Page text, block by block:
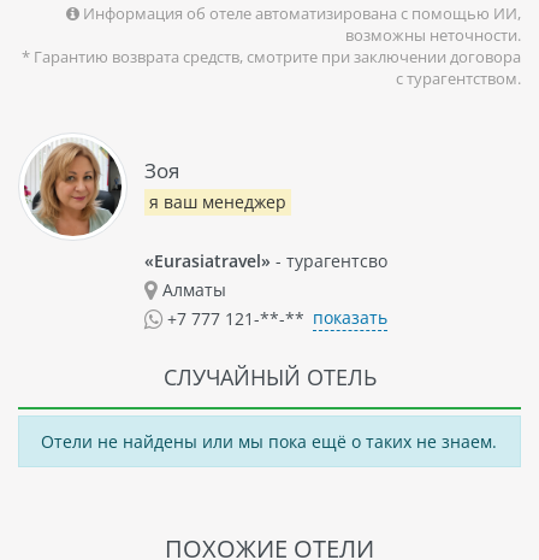
Санторини. Он известен своим чистым и кристально
чистым пляжем, где можно насладиться своим отдыхом и
подзарядиться энергией. Камари также имеет множество
ресторанов, магазинов и баров для развлечения своих
Информация об отеле автоматизирована с помощью ИИ,
возможны неточности.
* Гарантию возврата средств, смотрите при заключении договора
с турагентством.
Зоя
я ваш менеджер
«Eurasiatravel» - турагентсво
Алматы
+7 777 121-**-** показать
СЛУЧАЙНЫЙ ОТЕЛЬ
Отели не найдены или мы пока ещё о таких не знаем.
ПОХОЖИЕ ОТЕЛИ